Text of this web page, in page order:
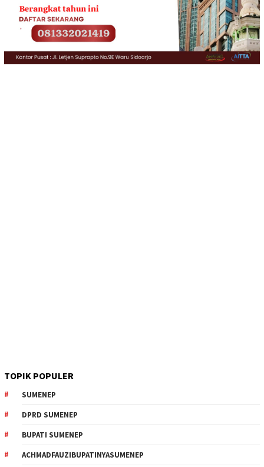
TOPIK POPULER
SUMENEP
DPRD SUMENEP
BUPATI SUMENEP
ACHMADFAUZIBUPATINYASUMENEP